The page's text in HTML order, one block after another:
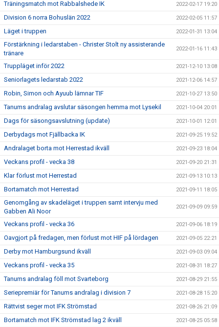
Träningsmatch mot Rabbalshede IK 2022-02-17 19:20
Division 6 norra Bohuslän 2022 2022-02-05 11:57
Läget i truppen 2022-01-31 13:04
Förstärkning i ledarstaben - Christer Stolt ny assisterande
tränare
2022-01-16 11:43
Truppläget inför 2022 2021-12-10 13:08
Seniorlagets ledarstab 2022 2021-12-06 14:57
Robin, Simon och Ayuub lämnar TIF 2021-10-27 13:50
Tanums andralag avslutar säsongen hemma mot Lysekil 2021-10-04 20:01
Dags för säsongsavslutning (update) 2021-10-01 12:01
Derbydags mot Fjällbacka IK 2021-09-25 19:52
Andralaget borta mot Herrestad ikväll 2021-09-23 18:04
Veckans profil - vecka 38 2021-09-20 21:31
Klar förlust mot Herrestad 2021-09-13 10:13
Bortamatch mot Herrestad 2021-09-11 18:05
Genomgång av skadeläget i truppen samt intervju med
Gabben Ali Noor
2021-09-09 09:59
Veckans profil - vecka 36 2021-09-06 18:19
Oavgjort på fredagen, men förlust mot HIF på lördagen 2021-09-05 22:21
Derby mot Hamburgsund ikväll 2021-09-03 09:04
Veckans profil - vecka 35 2021-08-31 18:27
Tanums andralag föll mot Svarteborg 2021-08-29 21:55
Seriepremiär för Tanums andralag i division 7 2021-08-28 15:20
Rättvist seger mot IFK Strömstad 2021-08-26 21:09
Bortamatch mot IFK Strömstad lag 2 ikväll 2021-08-25 05:58